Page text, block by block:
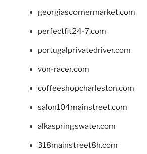
georgiascornermarket.com
perfectfit24-7.com
portugalprivatedriver.com
von-racer.com
coffeeshopcharleston.com
salon104mainstreet.com
alkaspringswater.com
318mainstreet8h.com